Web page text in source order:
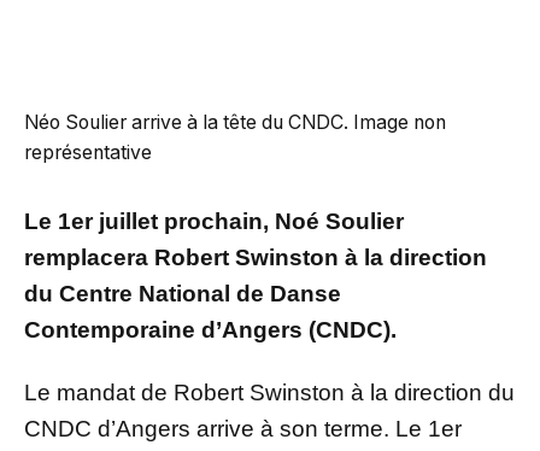
Néo Soulier arrive à la tête du CNDC. Image non
représentative
Le 1er juillet prochain, Noé Soulier
remplacera Robert Swinston à la direction
du Centre National de Danse
Contemporaine d’Angers (CNDC).
Le mandat de Robert Swinston à la direction du
CNDC d’Angers arrive à son terme. Le 1er